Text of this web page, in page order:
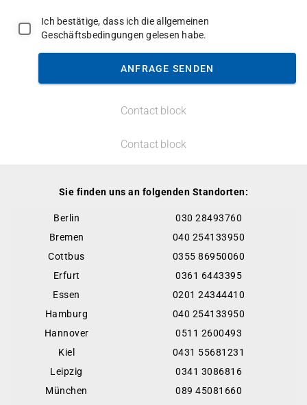
Ich bestätige, dass ich die allgemeinen
Geschäftsbedingungen gelesen habe.
ANFRAGE SENDEN
Contact block
Contact block
Sie finden uns an folgenden Standorten:
Berlin
030 28493760
Bremen
040 254133950
Cottbus
0355 86950060
Erfurt
0361 6443395
Essen
0201 24344410
Hamburg
040 254133950
Hannover
0511 2600493
Kiel
0431 55681231
Leipzig
0341 3086816
München
089 45081660